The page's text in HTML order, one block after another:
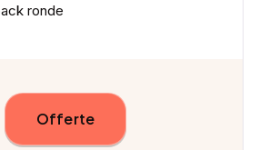
ronde
Offerte